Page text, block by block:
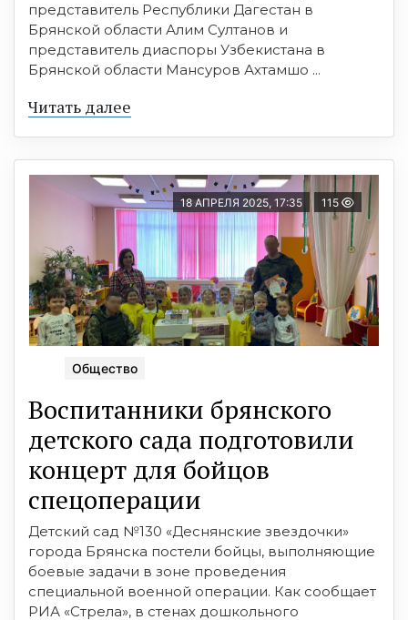
представитель Республики Дагестан в
Брянской области Алим Султанов и
представитель диаспоры Узбекистана в
Брянской области Мансуров Ахтамшо ...
Читать далее
18 АПРЕЛЯ 2025, 17:35 115
Общество
Воспитанники брянского
детского сада подготовили
концерт для бойцов
спецоперации
Детский сад №130 «Деснянские звездочки»
города Брянска постели бойцы, выполняющие
боевые задачи в зоне проведения
специальной военной операции. Как сообщает
РИА «Стрела», в стенах дошкольного